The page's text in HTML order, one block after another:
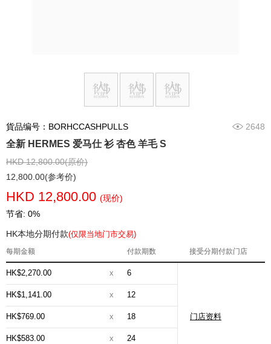
貨品编号：BORHCCASHPULLS 2648
全新 HERMES 爱马仕 衫 杏色 羊毛 S
HKD 12,800.00(原价)
12,800.00(参考价)
HKD 12,800.00 (现价)
节省: 0%
HK本地分期付款(仅限当地门市交易)
每期金额 付款期数 接受分期付款门店
HK$2,270.00 x 6
门店资料
HK$1,141.00 x 12
HK$769.00 x 18
HK$583.00 x 24